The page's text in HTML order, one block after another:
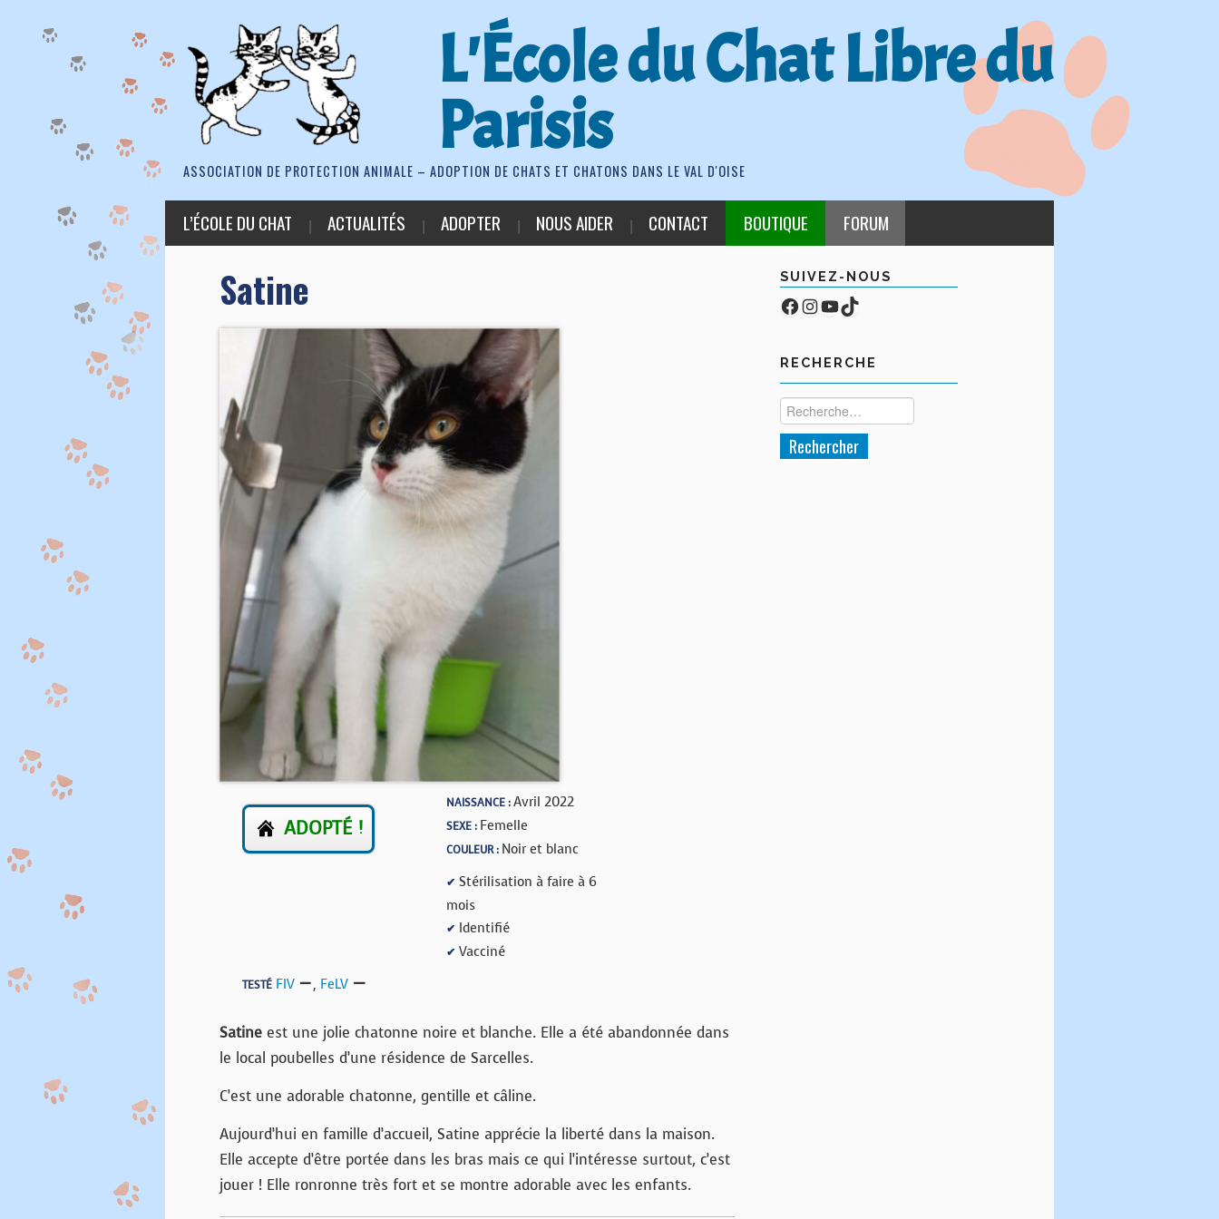
L'École du Chat Libre du
Parisis
ASSOCIATION DE PROTECTION ANIMALE – ADOPTION DE CHATS ET CHATONS DANS LE VAL D'OISE
L’ÉCOLE DU CHAT ACTUALITÉS ADOPTER NOUS AIDER CONTACT BOUTIQUE FORUM
Satine
ADOPTÉ !
NAISSANCE :Avril 2022
SEXE : Femelle
COULEUR : Noir et blanc
✔ Stérilisation à faire à 6
mois
✔ Identifié
✔ Vacciné
TESTÉ FIV , FeLV
Satine est une jolie chatonne noire et blanche. Elle a été abandonnée dans
le local poubelles d’une résidence de Sarcelles.
C’est une adorable chatonne, gentille et câline.
Aujourd’hui en famille d’accueil, Satine apprécie la liberté dans la maison.
Elle accepte d’être portée dans les bras mais ce qui l’intéresse surtout, c’est
jouer ! Elle ronronne très fort et se montre adorable avec les enfants.
SUIVEZ-NOUS
Facebook
Compte Instagram
YouTube
TikTok
RECHERCHE